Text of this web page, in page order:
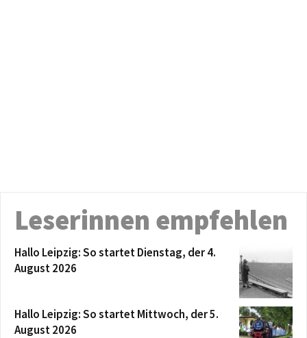
Leserinnen empfehlen
Hallo Leipzig: So startet Dienstag, der 4.
August 2026
Hallo Leipzig: So startet Mittwoch, der 5.
August 2026